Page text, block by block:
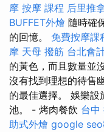
摩 按摩 課程 后里推
BUFFET外燴 隨時確
的回憶。 免費按摩課
摩 天母 撥筋 台北會
的黃色，而且數量並
沒有找到理想的待售
的最佳選擇。 娛樂設
池。 - 烤肉餐飲 台中
助式外燴 google seo